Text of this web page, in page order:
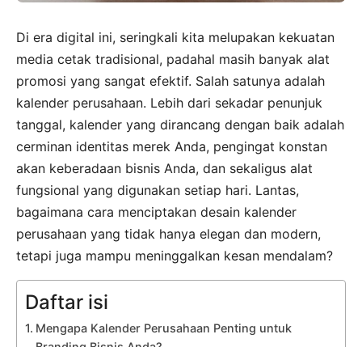
Di era digital ini, seringkali kita melupakan kekuatan
media cetak tradisional, padahal masih banyak alat
promosi yang sangat efektif. Salah satunya adalah
kalender perusahaan. Lebih dari sekadar penunjuk
tanggal, kalender yang dirancang dengan baik adalah
cerminan identitas merek Anda, pengingat konstan
akan keberadaan bisnis Anda, dan sekaligus alat
fungsional yang digunakan setiap hari. Lantas,
bagaimana cara menciptakan desain kalender
perusahaan yang tidak hanya elegan dan modern,
tetapi juga mampu meninggalkan kesan mendalam?
Daftar isi
Mengapa Kalender Perusahaan Penting untuk